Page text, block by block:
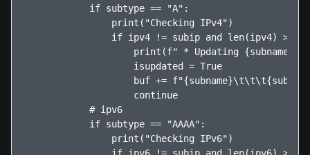
            if subtype == "A":
                print("Checking IPv4")
                if ipv4 != subip and len(ipv4) > 0:
print(f" * Updating {subname}
                    isupdated = True
buf +=
                    continue
            # ipv6
            if subtype == "AAAA":
                print("Checking IPv6")